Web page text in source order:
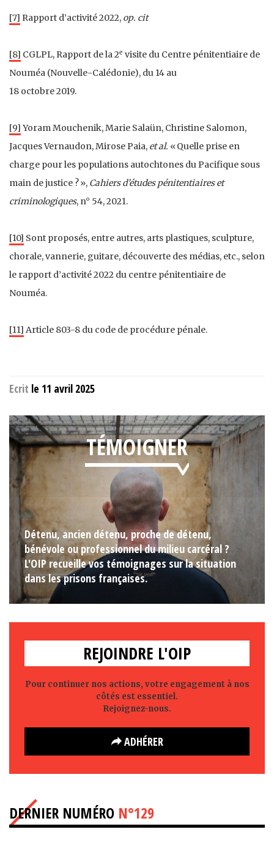
[7] Rapport d’activité 2022, op. cit
[8] CGLPL, Rapport de la 2e visite du Centre pénitentiaire de
Nouméa (Nouvelle-Calédonie), du 14 au
18 octobre 2019.
[9] Yoram Mouchenik, Marie Salaün, Christine Salomon,
Jacques Vernaudon, Mirose Paia, et al. « Quelle prise en
charge pour les populations autochtones du Pacifique sous
main de justice ? », Cahiers d’études pénitentiaires et
criminologiques, n° 54, 2021.
[10] Sont proposés, entre autres, arts plastiques, sculpture,
chorale, vannerie, guitare, découverte des médias, etc., selon
le rapport d’activité 2022 du centre pénitentiaire de
Nouméa.
[11] Article 803-8 du code de procédure pénale.
Ecrit le 11 avril 2025
TÉMOIGNER
Détenu, ancien détenu, proche de détenu,
bénévole ou professionnel du milieu carcéral ?
L'OIP recueille vos témoignages sur la situation
dans les prisons françaises.
REJOINDRE L'OIP
Pour continuer nos actions, votre engagement à nos
côtés est essentiel.
Rejoignez-nous.
ADHÉRER
DERNIER NUMÉRO N°129